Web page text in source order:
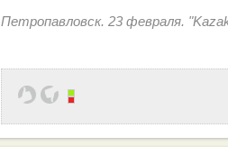
Петропавловск. 23 февраля.